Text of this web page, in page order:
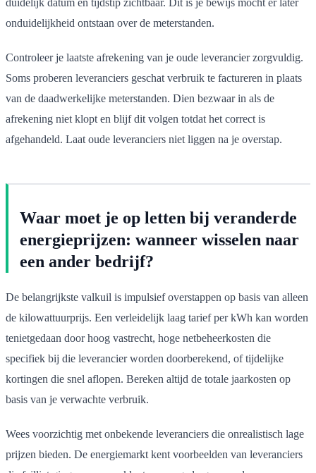
onduidelijkheid ontstaan over de meterstanden.
Controleer je laatste afrekening van je oude leverancier zorgvuldig.
Soms proberen leveranciers geschat verbruik te factureren in plaats
van de daadwerkelijke meterstanden. Dien bezwaar in als de
afrekening niet klopt en blijf dit volgen totdat het correct is
afgehandeld. Laat oude leveranciers niet liggen na je overstap.
Waar moet je op letten bij veranderde
energieprijzen: wanneer wisselen naar
een ander bedrijf?
De belangrijkste valkuil is impulsief overstappen op basis van alleen
de kilowattuurprijs. Een verleidelijk laag tarief per kWh kan worden
tenietgedaan door hoog vastrecht, hoge netbeheerkosten die
specifiek bij die leverancier worden doorberekend, of tijdelijke
kortingen die snel aflopen. Bereken altijd de totale jaarkosten op
basis van je verwachte verbruik.
Wees voorzichtig met onbekende leveranciers die onrealistisch lage
prijzen bieden. De energiemarkt kent voorbeelden van leveranciers